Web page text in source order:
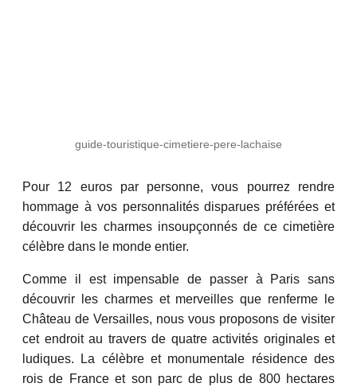
guide-touristique-cimetiere-pere-lachaise
Pour 12 euros par personne, vous pourrez rendre
hommage à vos personnalités disparues préférées et
découvrir les charmes insoupçonnés de ce cimetière
célèbre dans le monde entier.
Comme il est impensable de passer à Paris sans
découvrir les charmes et merveilles que renferme le
Château de Versailles, nous vous proposons de visiter
cet endroit au travers de quatre activités originales et
ludiques. La célèbre et monumentale résidence des
rois de France et son parc de plus de 800 hectares